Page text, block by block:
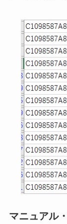
マニュアル